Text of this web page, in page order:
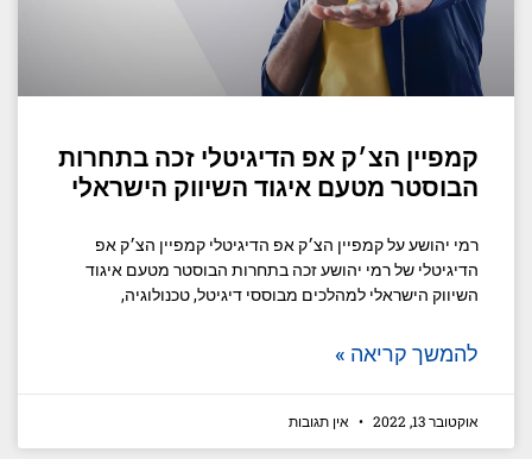
קמפיין הצ׳ק אפ הדיגיטלי זכה בתחרות
הבוסטר מטעם איגוד השיווק הישראלי
רמי יהושע על קמפיין הצ׳ק אפ הדיגיטלי קמפיין הצ׳ק אפ
הדיגיטלי של רמי יהושע זכה בתחרות הבוסטר מטעם איגוד
השיווק הישראלי למהלכים מבוססי דיגיטל, טכנולוגיה,
להמשך קריאה »
אוקטובר 13, 2022 אין תגובות